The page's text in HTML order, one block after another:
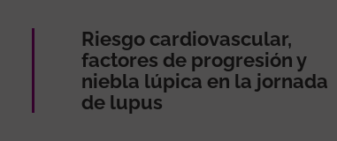
Riesgo cardiovascular,
factores de progresión y
niebla lúpica en la jornada
de lupus